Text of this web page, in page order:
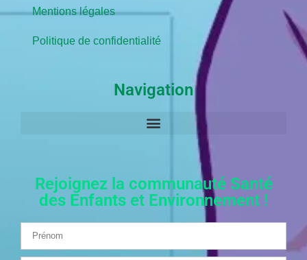
Mentions légales
Politique de confidentialité
Navigation
Rejoignez la communauté Santé
des Enfants et Environnement !